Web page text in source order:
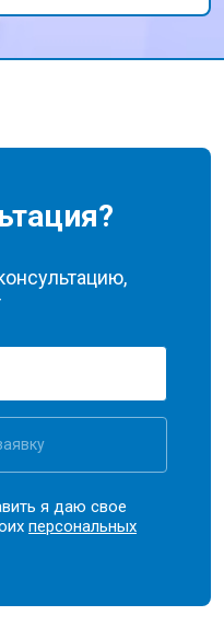
я даю свое
персональных